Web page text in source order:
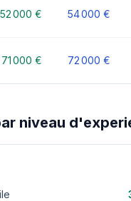
52 000 € 54 000 €
71 000 € 72 000 €
niveau